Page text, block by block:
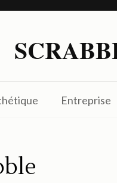
Entreprise